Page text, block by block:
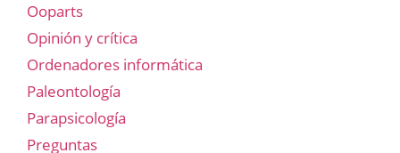
Ooparts
Opinión y crítica
Ordenadores informática
Paleontología
Parapsicología
Preguntas